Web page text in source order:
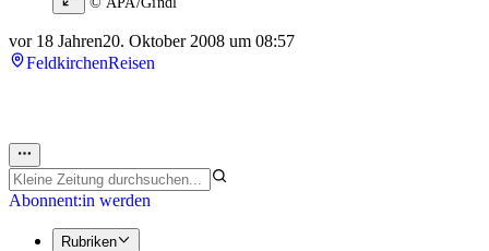
vor 18 Jahren20. Oktober 2008 um 08:57
FeldkirchenReisen
Abonnent:in werden
Rubriken